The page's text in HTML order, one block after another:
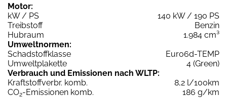
Motor:
kW / PS
140 kW / 190 PS
Treibstoff
Benzin
Hubraum
1.984 cm³
Umweltnormen:
Schadstoffklasse
Euro6d-TEMP
Umweltplakette
4 (Green)
Verbrauch und Emissionen nach WLTP:
Kraftstoffverbr. komb.
8,2 l/100km
CO2-Emissionen komb.
186 g/km